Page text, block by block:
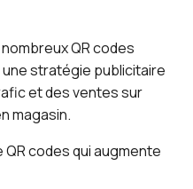
nombreuxQRcodes
stratégie publicitaire
et des ventes sur
magasin.
codes qui augmente